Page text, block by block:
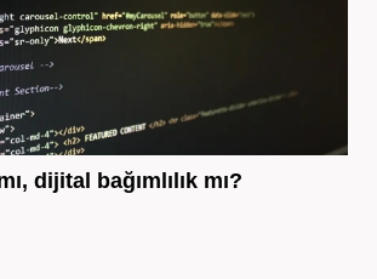
dijital bağımlılık mı?